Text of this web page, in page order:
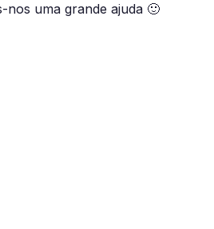
nos uma grande ajuda 🙂